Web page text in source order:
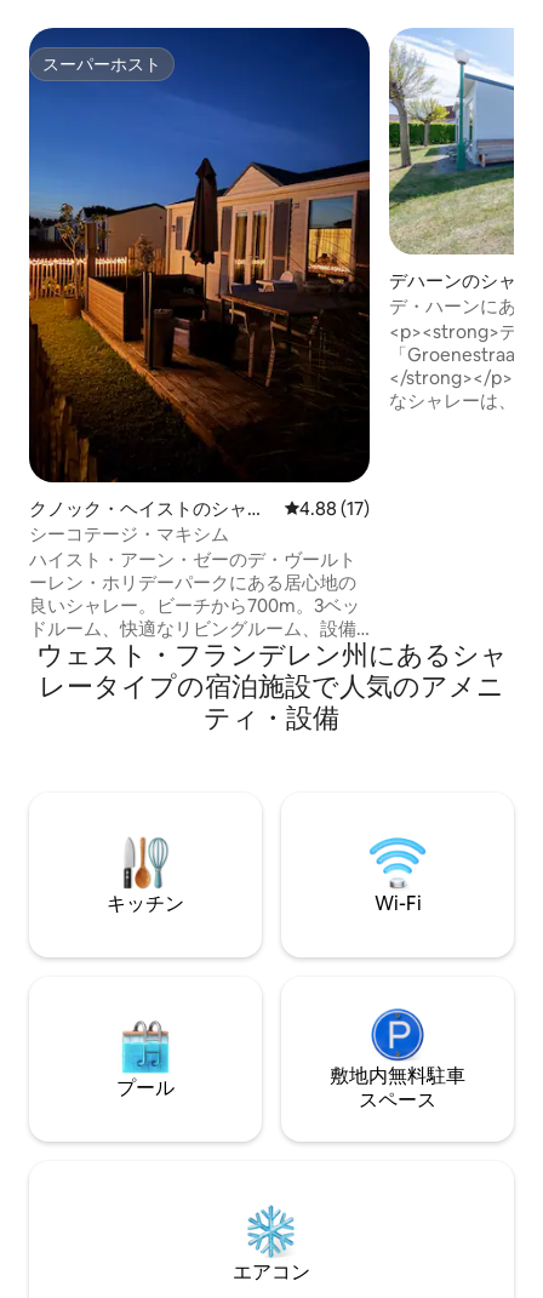
スーパーホスト
スーパーホスト
クノック・ヘイストのシャレ
ー
レビュー17件、5つ星中4.88つ
4.88 (17)
シーコテージ・マキシム
ハイスト・アーン・ゼーのデ・ヴールト
ーレン・ホリデーパークにある居心地の
良いシャレー。ビーチから700m。3ベッ
ドルーム、快適なリビングルーム、設備
の整ったキッチン、シャワー付きバスル
ームで、4名様に適しています。 日よけ
で覆われたラウンジソファと、6人用のダ
イニングテーブルとウィンドスクリーン
快適にするために、自転車2台と子供用自
転車1台を無料でご利用いただけます。
デハーンのシャレ
デ・ハーンにある
レー
<p><strong>デ・
「Groenestraat
</strong></
なシャレーは、快
ウェスト・フランデレン州にあるシャ
レータイプの宿泊施設で人気のアメニ
ティ・設備
キッチン Wi-Fi
プール
敷地内無料駐⁠車
ス⁠ペ⁠ー⁠ス
エアコン